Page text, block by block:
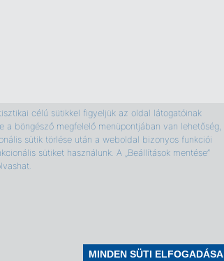
Jogi útmutatás
célú sütikkel figyeljük az oldal látogatóinak
böngésző megfelelő menüpontjában van lehetőség,
sütik törlése után a weboldal bizonyos funkciói
sütiket használunk. A „Beállítások mentése”
MINDEN SÜTI ELFOGADÁSA